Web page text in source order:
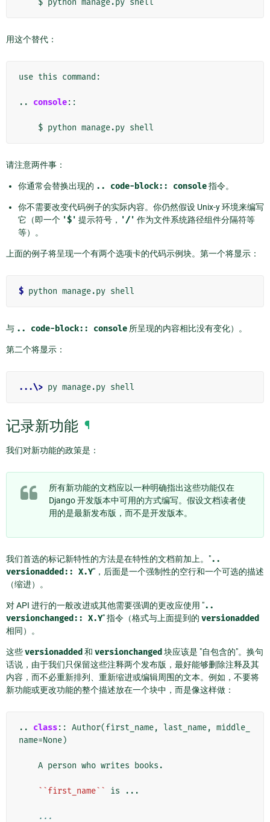
用这个替代：
use this command:
.. console::
请注意两件事：
你通常会替换出现的 .. code-block:: console指令。
你不需要改变代码例子的实际内容。你仍然假设 Unix-y 环境来编写
它（即一个 '$' 提示符号， '/' 作为文件系统路径组件分隔符等
等）。
上面的例子将呈现一个有两个选项卡的代码示例块。第一个将显示：
$ python manage.py
与 .. code-block:: console 所呈现的内容相比没有变化）。
第二个将显示：
...\>
记录新功能 ¶
我们对新功能的政策是：
所有新功能的文档应以一种明确指出这些功能仅在
Django 开发版本中可用的方式编写。假设文档读者使
用的是最新发布版，而不是开发版本。
我们首选的标记新特性的方法是在特性的文档前加上。"..
versionadded:: X.Y"，后面是一个强制性的空行和一个可选的描述
（缩进）。
对 API 进行的一般改进或其他需要强调的更改应使用 "..
versionchanged:: X.Y" 指令（格式与上面提到的 versionadded
相同）。
这些versionadded 和 versionchanged 块应该是 "自包含的"。换句
话说，由于我们只保留这些注释两个发布版，最好能够删除注释及其
内容，而不必重新排列、重新缩进或编辑周围的文本。例如，不要将
新功能或更改功能的整个描述放在一个块中，而是像这样做：
.. class:: Author(first_name, last_name, middle_
name=None)
``first_name`` is ...
    ...